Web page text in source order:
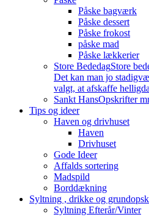
Påske bagværk
Påske dessert
Påske frokost
påske mad
Påske lækkerier
Store BededagStore
Det kan man jo
valgt, at afskaffe
Sankt HansOpskrifter
Tips og ideer
Haven og drivhuset
Haven
Drivhuset
Gode Ideer
Affalds sortering
Madspild
Borddækning
Syltning , drikke og
Syltning Efterår/Vinter